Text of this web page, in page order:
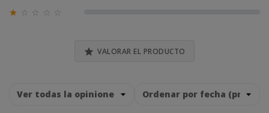

 VALORAR EL PRODUCTO